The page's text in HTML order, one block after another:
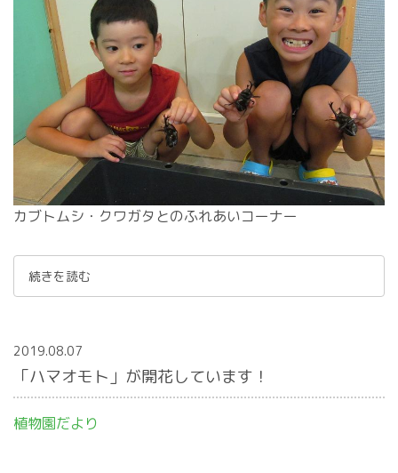
カブトムシ・クワガタとのふれあいコーナー
続きを読む
2019.08.07
「ハマオモト」が開花しています！
植物園だより